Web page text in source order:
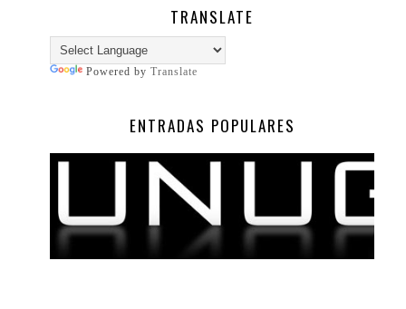
TRANSLATE
Powered by Translate
ENTRADAS POPULARES